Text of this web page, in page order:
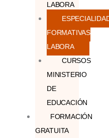
LABORA
FORMATIVAS
LABORA
CURSOS
MINISTERIO
DE
EDUCACIÓN
FORMACIÓN
GRATUITA